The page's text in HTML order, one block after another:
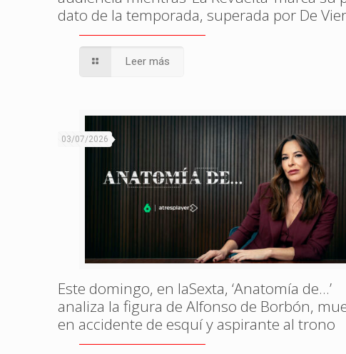
dato de la temporada, superada por De
Leer más
03/07/2026
Este domingo, en laSexta, ‘Anatomía de…’
analiza la figura de Alfonso de Borbón,
en accidente de esquí y aspirante al trono